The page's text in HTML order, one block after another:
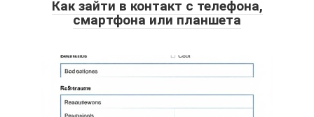
Как зайти в контакт с телефона,
смартфона или планшета